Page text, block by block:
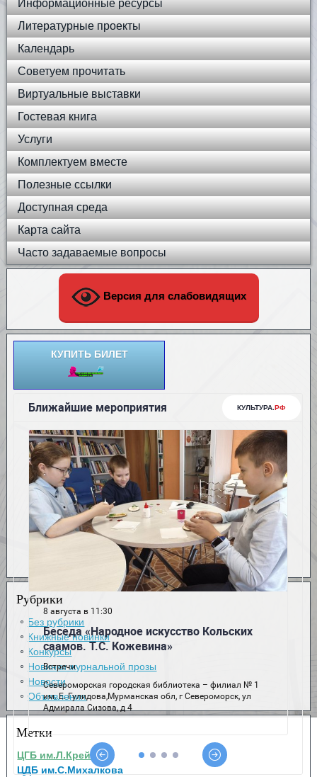
Информационные ресурсы
Литературные проекты
Календарь
Советуем прочитать
Виртуальные выставки
Гостевая книга
Услуги
Комплектуем вместе
Полезные ссылки
Доступная среда
Карта сайта
Часто задаваемые вопросы
Версия для слабовидящих
КУПИТЬ БИЛЕТ
Рубрики
Без рубрики
Книжные новинки
Конкурсы
Новинки журнальной прозы
Новости
Объявления
Метки
ЦГБ им.Л.Крейна
ЦДБ им.С.Михалкова